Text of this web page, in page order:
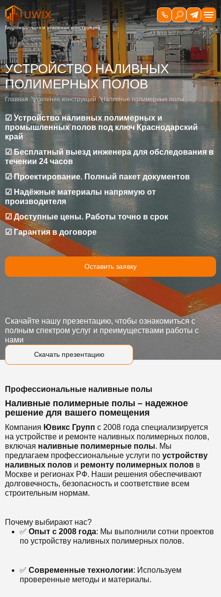
УСТРОЙСТВО НАЛИВНЫХ
ПОЛИМЕРНЫХ ПОЛОВ
Главная Усиление конструкций Наливные полимерные полы
☑ Устройство наливных полимерных и
промышленных полов под ключ Краснодарский
край
☑ Бесплатный выезд инженера для обследования в
течении 24 часов
☑ Проектирование. Полный пакет документов
☑ Надёжные материалы напрямую от
производителя
☑ Доступные цены. Работы точно в срок
☑ Гарантия в договоре
Оставить заявку
Скачать презентацию
Скачайте нашу презентацию, чтобы ознакомиться с
полным спектром услуг и преимуществами работы с
нами
Профессиональные наливные полы
Наливные полимерные полы – надежное
решение для вашего помещения
Компания Ювикс Групп с 2008 года специализируется
на устройстве и ремонте наливных полимерных полов,
включая наливные полимерные полы. Мы
предлагаем профессиональные услуги по устройству
наливных полов и ремонту полимерных полов в
Москве и регионах РФ. Наши решения обеспечивают
долговечность, безопасность и соответствие всем
строительным нормам.
Почему выбирают нас?
✅ Опыт с 2008 года: Мы выполнили сотни проектов
по устройству наливных полимерных полов.
✅ Современные технологии: Используем
проверенные методы и материалы.